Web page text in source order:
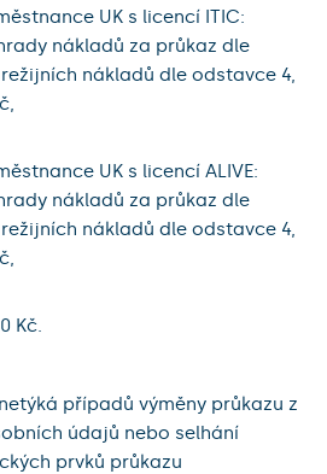
UK s licencí ITIC:
nákladů za průkaz dle
nákladů dle odstavce 4,
UK s licencí ALIVE:
nákladů za průkaz dle
nákladů dle odstavce 4,
Kč.
případů výměny průkazu z
údajů nebo selhání
prvků průkazu